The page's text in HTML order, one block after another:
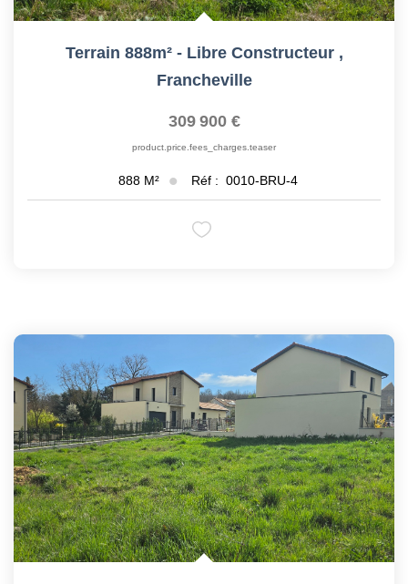
Terrain 888m² - Libre Constructeur ,
Francheville
309 900 €
product.price.fees_charges.teaser
888 M² Réf : 0010-BRU-4